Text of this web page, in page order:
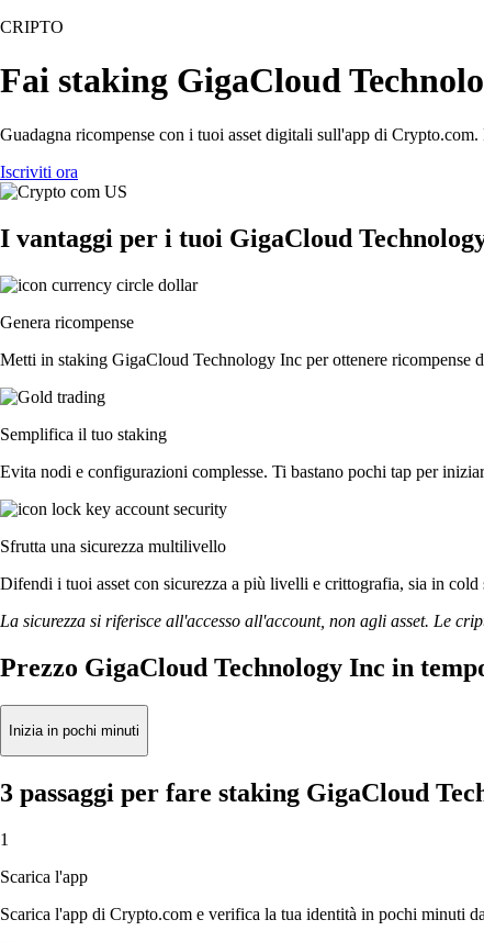
CRIPTO
Fai staking GigaCloud
Guadagna ricompense con i tuoi asset digitali sull'app di
Iscriviti ora
I vantaggi per i tuoi GigaCloud
Genera ricompense
Metti in staking GigaCloud Technology Inc per ottenere ricompense
Semplifica il tuo staking
Evita nodi e configurazioni complesse. Ti bastano pochi tap per
Sfrutta una sicurezza multilivello
Difendi i tuoi asset con sicurezza a più livelli e crittografia, sia in cold
La sicurezza si riferisce all'accesso all'account, non agli asset. Le
Prezzo GigaCloud Technology Inc in
Inizia in pochi minuti
3 passaggi per fare staking GigaCloud
1
Scarica l'app
Scarica l'app di Crypto.com e verifica la tua identità in pochi minuti